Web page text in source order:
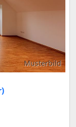
Musterbild